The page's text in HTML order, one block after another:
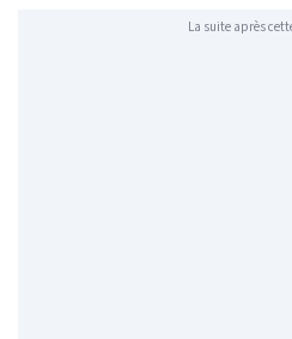
La suite après